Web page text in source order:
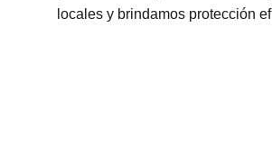
locales y brindamos protección